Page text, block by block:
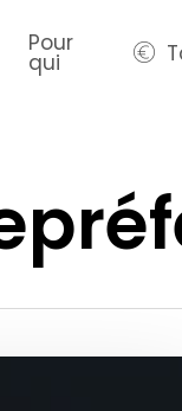
Pour
qui